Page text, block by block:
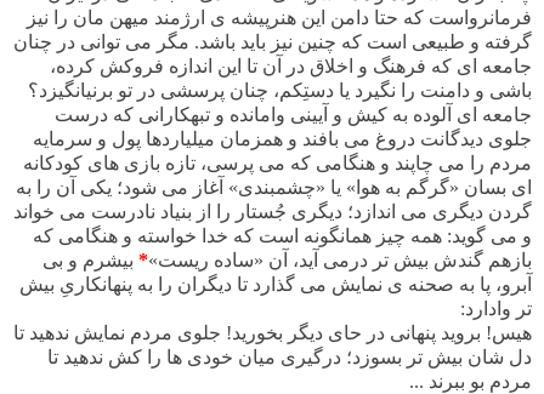
فرمانرواست که حتا دامن این هنرپیشه ی ارژمند میهن مان را نیز
گرفته و طبیعی است که چنین نیز باید باشد. مگر می توانی در چنان
جامعه ای که فرهنگ و اخلاق در آن تا این اندازه فروکش کرده،
باشی و دامنت را نگیرد یا دستِکم، چنان پرسشی در تو برنیانگیزد؟
جامعه ای آلوده به کیش و آیینی وامانده و تبهکارانی که درست
جلوی دیدگانت دروغ می بافند و همزمان میلیاردها پول و سرمایه
مردم را می چاپند و هنگامی که می پرسی، تازه بازی های کودکانه
ای بسان «گرگم به هوا» یا «چشمبندی» آغاز می شود؛ یکی آن را به
گردن دیگری می اندازد؛ دیگری جُستار را از بنیاد نادرست می خواند
و می گوید: همه چیز همانگونه است که خدا خواسته و هنگامی که
بازهم گندش بیش تر درمی آید، آن «ساده ریست»* بیشرم و بی
آبرو، پا به صحنه ی نمایش می گذارد تا دیگران را به پنهانکاریِ بیش
تر وادارد:
هیس! بروید پنهانی در حای دیگر بخورید! جلوی مردم نمایش ندهید تا
دل شان بیش تر بسوزد؛ درگیری میان خودی ها را کش ندهید تا
مردم بو ببرند ...